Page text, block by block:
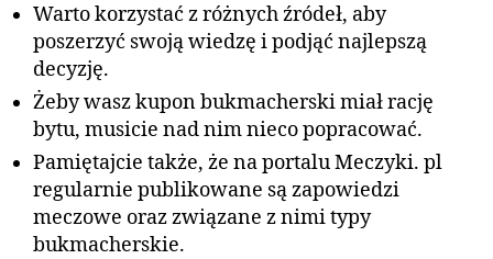
Warto korzystać z różnych źródeł, aby
poszerzyć swoją wiedzę i podjąć najlepszą
decyzję.
Żeby wasz kupon bukmacherski miał rację
bytu, musicie nad nim nieco popracować.
Pamiętajcie także, że na portalu Meczyki. pl
regularnie publikowane są zapowiedzi
meczowe oraz związane z nimi typy
bukmacherskie.